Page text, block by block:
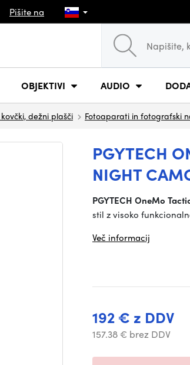
Pišite na
OBJEKTIVI AUDIO
dežni plašči Fotoaparati in fotografski
PGYTECH
NIGHT
PGYTECH OneMo
stil z visoko
Več informacij
192 € z DDV
157.38 € brez DDV